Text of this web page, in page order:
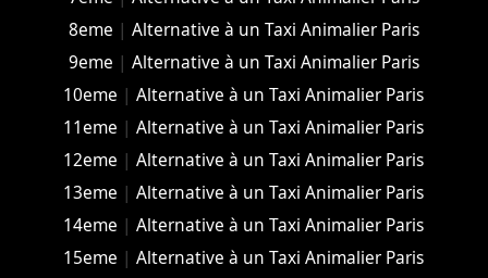
8eme | Alternative à un Taxi Animalier Paris
9eme | Alternative à un Taxi Animalier Paris
10eme |Alternative à un Taxi Animalier Paris
11eme |Alternative à un Taxi Animalier Paris
12eme |Alternative à un Taxi Animalier Paris
13eme |Alternative à un Taxi Animalier Paris
14eme |Alternative à un Taxi Animalier Paris
15eme |Alternative à un Taxi Animalier Paris